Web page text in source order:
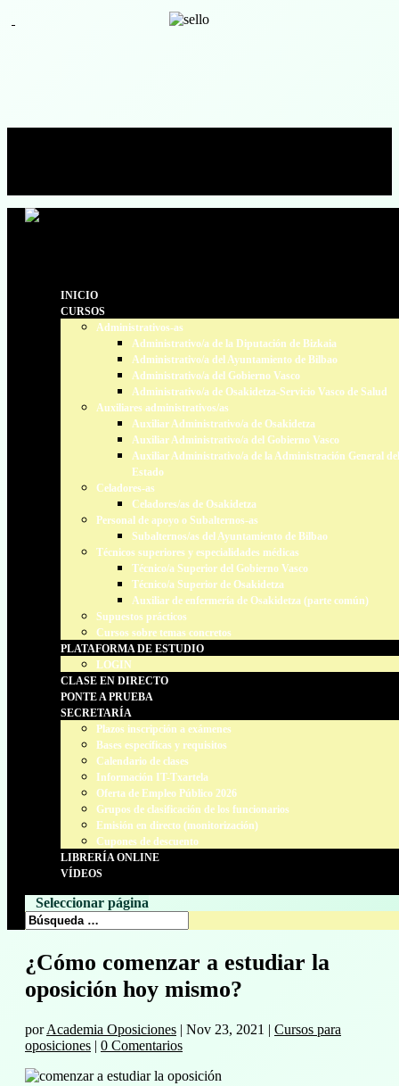
INICIO
CURSOS
Administrativos-as
Administrativo/a de la Diputación de Bizkaia
Administrativo/a del Ayuntamiento de Bilbao
Administrativo/a del Gobierno Vasco
Administrativo/a de Osakidetza-Servicio Vasco de Salud
Auxiliares administrativos/as
Auxiliar Administrativo/a de Osakidetza
Auxiliar Administrativo/a del Gobierno Vasco
Auxiliar Administrativo/a de la Administración General del
Estado
Celadores-as
Celadores/as de Osakidetza
Personal de apoyo o Subalternos-as
Subalternos/as del Ayuntamiento de Bilbao
Técnicos superiores y especialidades médicas
Técnico/a Superior del Gobierno Vasco
Técnico/a Superior de Osakidetza
Auxiliar de enfermería de Osakidetza (parte común)
Supuestos prácticos
Cursos sobre temas concretos
PLATAFORMA DE ESTUDIO
LOGIN
CLASE EN DIRECTO
PONTE A PRUEBA
SECRETARÍA
Plazos inscripción a exámenes
Bases específicas y requisitos
Calendario de clases
Información IT-Txartela
Oferta de Empleo Público 2026
Grupos de clasificación de los funcionarios
Emisión en directo (monitorización)
Cupones de descuento
LIBRERÍA ONLINE
VÍDEOS
Seleccionar página
¿Cómo comenzar a estudiar la
oposición hoy mismo?
porAcademia Oposiciones | Nov 23, 2021 | Cursos para
oposiciones | 0 Comentarios